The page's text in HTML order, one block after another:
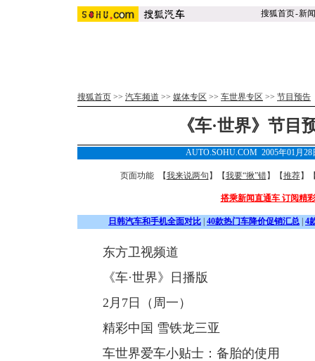
搜狐首页-新闻
搜狐首页 >> 汽车频道 >> 媒体专区 >> 车世界专区 >> 节目预告
《车·世界》节目
AUTO.SOHU.COM 2005年01月
页面功能 【我来说两句 】【我要“揪”错】【推荐】
搭乘新闻直通车 订阅精
日韩汽车和手机全面对比 40款热门车降价促销汇总 4
东方卫视频道
《车·世界》日播版
2月7日（周一）
精彩中国 雪铁龙三亚
车世界爱车小贴士：备胎的使用